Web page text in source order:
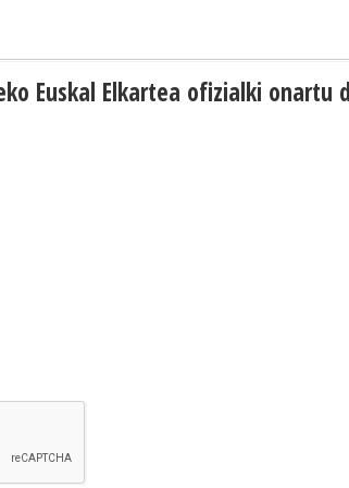
Euskal Elkartea ofizialki onartu